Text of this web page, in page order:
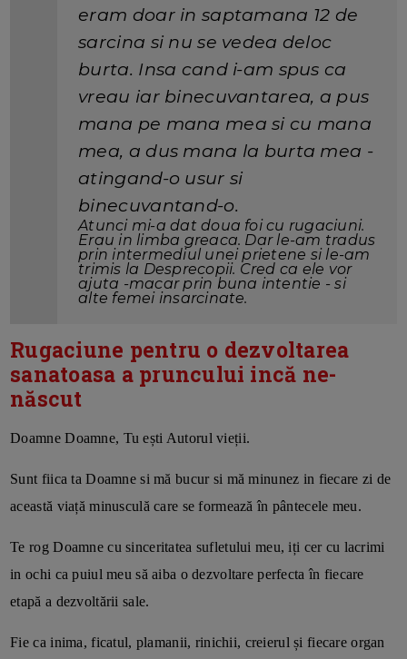
eram doar in saptamana 12 de
sarcina si nu se vedea deloc
burta. Insa cand i-am spus ca
vreau iar binecuvantarea, a pus
mana pe mana mea si cu mana
mea, a dus mana la burta mea -
atingand-o usur si
binecuvantand-o.
Atunci mi-a dat doua foi cu rugaciuni.
Erau in limba greaca. Dar le-am tradus
prin intermediul unei prietene si le-am
trimis la Desprecopii. Cred ca ele vor
ajuta -macar prin buna intentie - si
alte femei insarcinate.
Rugaciune pentru o dezvoltarea
sanatoasa a pruncului incă ne-
născut
Doamne Doamne, Tu ești Autorul vieții.
Sunt fiica ta Doamne si mă bucur si mă minunez in fiecare zi de
această viață minusculă care se formează în pântecele meu.
Te rog Doamne cu sinceritatea sufletului meu, iți cer cu lacrimi
in ochi ca puiul meu să aiba o dezvoltare perfecta în fiecare
etapă a dezvoltării sale.
Fie ca inima, ficatul, plamanii, rinichii, creierul și fiecare organ